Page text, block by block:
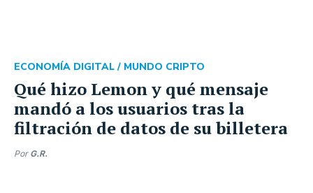
Qué hizo Lemon y qué mensaje
mandó a los usuarios tras la
filtración de datos de su billetera
ECONOMÍA DIGITAL / MUNDO CRIPTO
Por G.R.